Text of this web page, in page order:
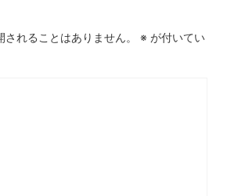
れることはありません。 ※ が付いてい